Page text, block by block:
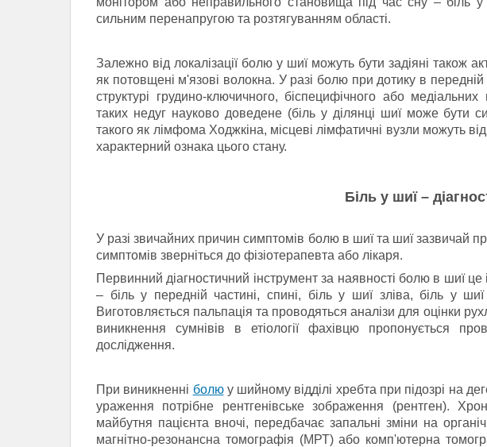
сильним перенапругою та розтягуванням області.
Залежно від локалізації болю у шиї можуть бути задіяні також
як потовщені м'язові волокна. У разі болю при дотику в передній
структурі грудино-ключичного, біспецифічного або медіальних
таких недуг науково доведене (біль у ділянці шиї може бути
такого як лімфома Ходжкіна, місцеві лімфатичні вузли можуть
характерний ознака цього стану.
Біль у шиї –
У разі звичайних причин симптомів болю в шиї та шиї зазвичай
симптомів зверніться до фізіотерапевта або лікаря.
Первинний діагностичний інструмент за наявності болю в шиї це
– біль у передній частині, спині, біль у шиї зліва, біль у
Виготовляється пальпація та проводяться аналізи для оцінки
виникнення сумнівів в етіології фахівцю пропонується
дослідження.
При виникненні болюу шийному відділі хребта при підозрі на
ураження потрібне рентгенівське зображення (рентген).
майбутня пацієнта вночі, передбачає запальні зміни на
магнітно-резонансна томографія (МРТ) або комп'ютерна